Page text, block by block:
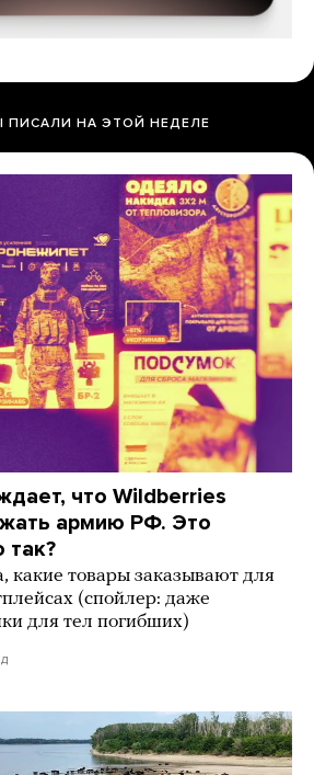
ПИСАЛИ НА ЭТОЙ НЕДЕЛЕ
что Wildberries
армию РФ. Это
так?
какие товары заказывают для
(спойлер: даже
для тел погибших)